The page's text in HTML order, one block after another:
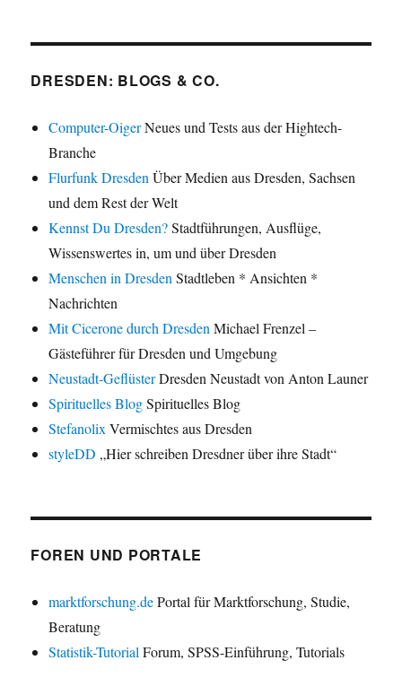
DRESDEN: BLOGS & CO.
Computer-OigerNeues und Tests aus der Hightech-
Branche
Flurfunk Dresden Über Medien aus Dresden, Sachsen
und dem Rest der Welt
Kennst Du Dresden?Stadtführungen, Ausflüge,
Wissenswertes in, um und über Dresden
Menschen in Dresden Stadtleben * Ansichten *
Nachrichten
Mit Cicerone durch Dresden Michael Frenzel –
Gästeführer für Dresden und Umgebung
Neustadt-GeflüsterDresden Neustadt von Anton Launer
Spirituelles BlogSpirituelles Blog
Stefanolix Vermischtes aus Dresden
styleDD „Hier schreiben Dresdner über ihre Stadt“
FOREN UND PORTALE
marktforschung.dePortal für Marktforschung, Studie,
Beratung
Statistik-Tutorial Forum, SPSS-Einführung, Tutorials